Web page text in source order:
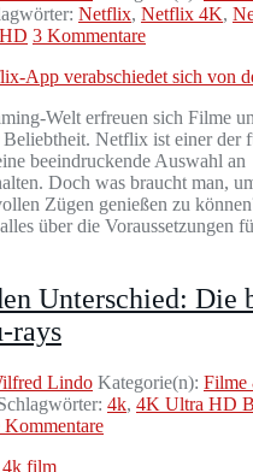
Netflix, Netflix 4K,
3 Kommentare
Welt erfreuen sich Filme
Netflix ist einer der
beeindruckende Auswahl an
Doch was braucht man,
Zügen genießen zu
über die Voraussetzungen
Unterschied: Die
rays
Lindo Kategorie(n): Filme
4k, 4K Ultra HD